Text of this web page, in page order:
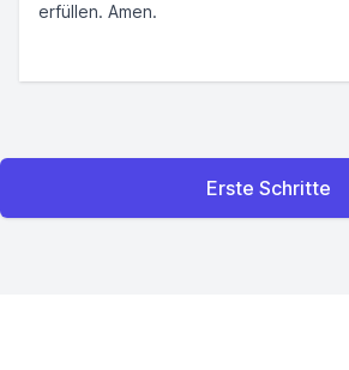
erfüllen. Amen.
Erste Schritte